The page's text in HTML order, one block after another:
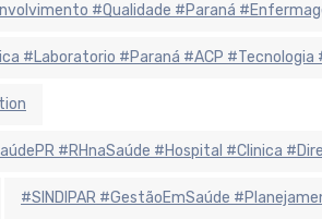
#Qualidade #Paraná
#Laboratorio #Paraná #ACP
#RHnaSaúde #Hospital #Clinica
#SINDIPAR #GestãoEmSaúde